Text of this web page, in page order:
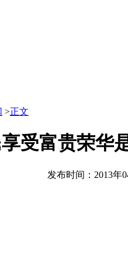
>正文
受富贵荣华
发布时间：2013年